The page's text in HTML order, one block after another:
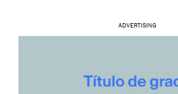
ADVERTISING